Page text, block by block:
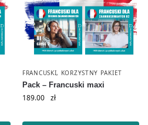
FRANCUSKI, KORZYSTNY PAKIET
Pack – Francuski maxi
189.00 zł